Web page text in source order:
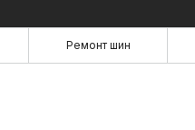
Ремонт шин